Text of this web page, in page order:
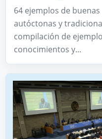
64 ejemplos de
autóctonas y
compilación de
conocimientos y...